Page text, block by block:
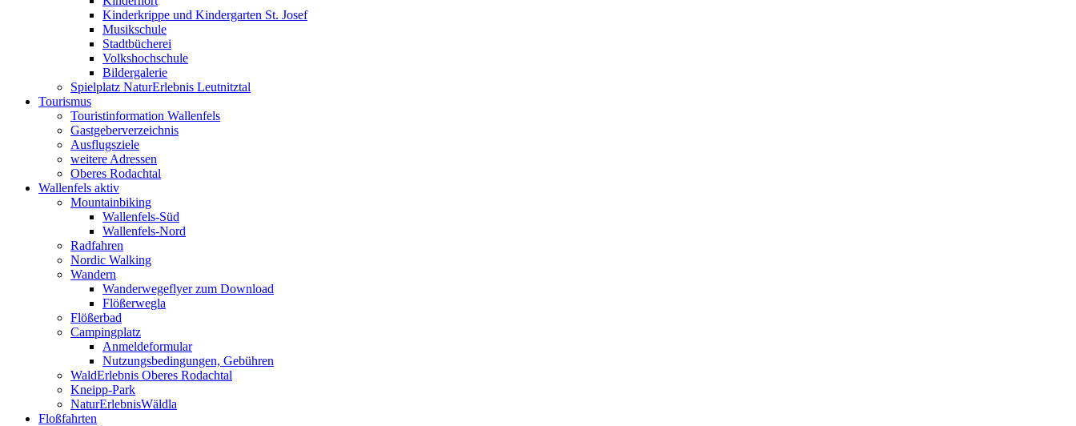
Kinderkrippe und Kindergarten St. Josef
Musikschule
Stadtbücherei
Volkshochschule
Bildergalerie
Spielplatz NaturErlebnis Leutnitztal
Tourismus
Touristinformation Wallenfels
Gastgeberverzeichnis
Ausflugsziele
weitere Adressen
Oberes Rodachtal
Wallenfels aktiv
Mountainbiking
Wallenfels-Süd
Wallenfels-Nord
Radfahren
Nordic Walking
Wandern
Wanderwegeflyer zum Download
Flößerwegla
Flößerbad
Campingplatz
Anmeldeformular
Nutzungsbedingungen, Gebühren
WaldErlebnis Oberes Rodachtal
Kneipp-Park
NaturErlebnisWäldla
Floßfahrten